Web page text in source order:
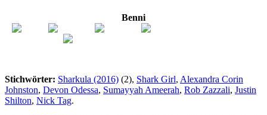
Benni
Stichwörter: Sharkula (2016) (2), Shark Girl, Alexandra Corin
Johnston, Devon Odessa, Sumayyah Ameerah, Rob Zazzali, Justin
Shilton, Nick Tag.